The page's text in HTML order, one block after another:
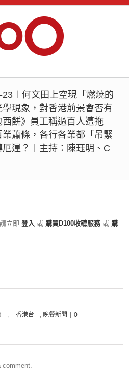
23︱何文田上空現「燃燒的
現象，對香港前景會否有
餅》員工稱過百人遭拖
蕭條，各行各業都「吊緊
運？︱主持：陳珏明、C
立即 登入 或 購買D100收聽服務 或 購
--, -- 香港台 --, 晚餐新聞 0
comment.